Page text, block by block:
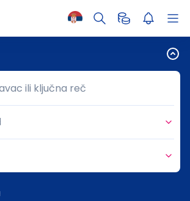
ili ključna reč
ili ključna reč